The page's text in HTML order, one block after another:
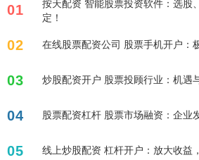
01
按天配资 智能股票投资软件：选股、分析、交易，一站式搞
定！
02 在线股票配资公司 股票手机开户：
03 炒股配资开户 股票投顾行业：机遇
04 股票配资杠杆 股票市场融资：企业
05 线上炒股配资 杠杆开户：放大收益